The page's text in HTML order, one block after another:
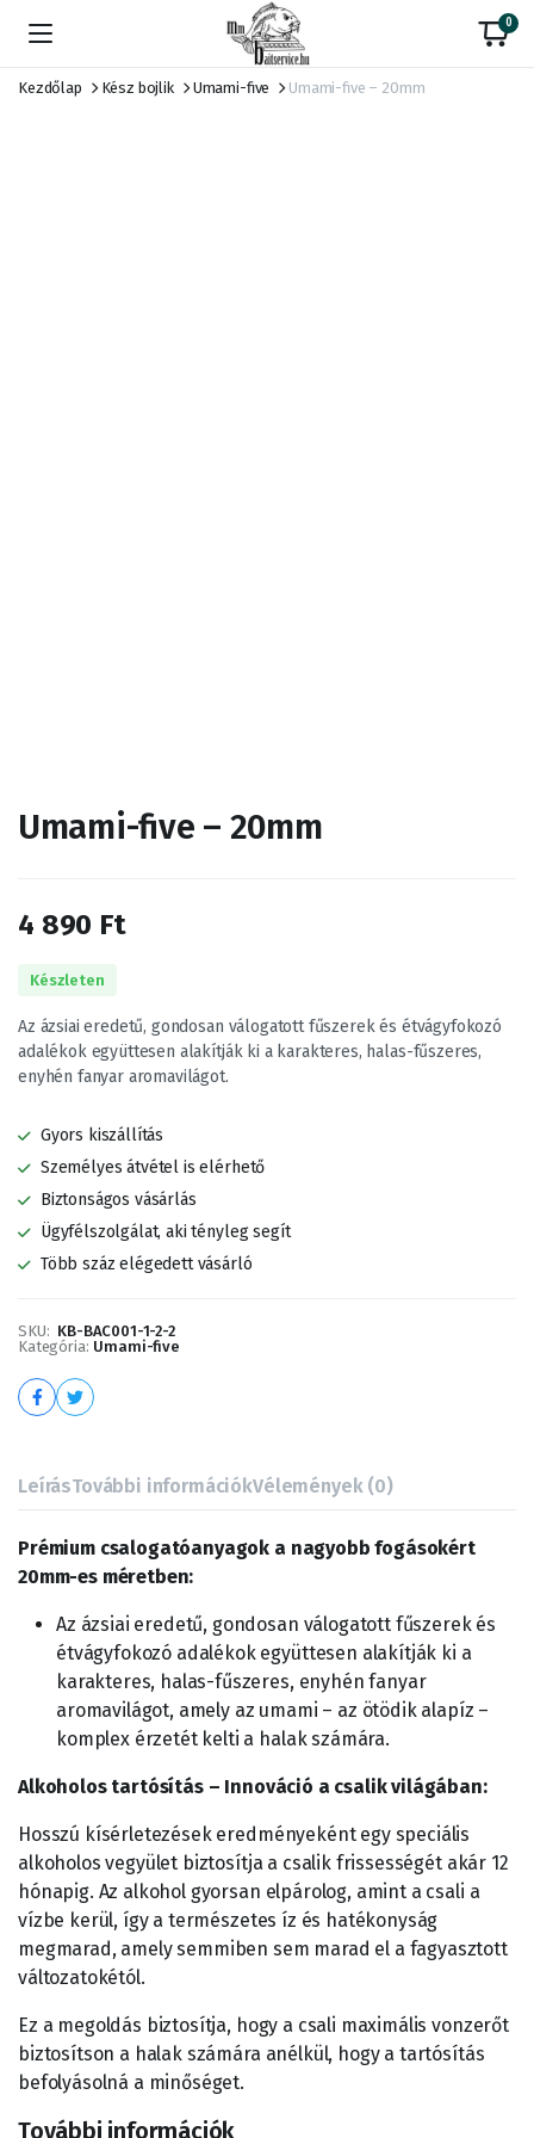
0
Kezdőlap Kész bojlik Umami-five Umami-five – 20mm
Umami-five – 20mm
4 890 Ft
Készleten
Az ázsiai eredetű, gondosan válogatott fűszerek és étvágyfokozó
adalékok együttesen alakítják ki a karakteres, halas-fűszeres,
enyhén fanyar aromavilágot.
Gyors kiszállítás
Személyes átvétel is elérhető
Biztonságos vásárlás
Ügyfélszolgálat, aki tényleg segít
Több száz elégedett vásárló
SKU: KB-BAC001-1-2-2
Kategória: Umami-five
LeírásTovábbi információkVélemények (0)
Prémium csalogatóanyagok a nagyobb fogásokért
20mm-es méretben:
Az ázsiai eredetű, gondosan válogatott fűszerek és
étvágyfokozó adalékok együttesen alakítják ki a
karakteres, halas-fűszeres, enyhén fanyar
aromavilágot, amely az umami – az ötödik alapíz –
komplex érzetét kelti a halak számára.
Alkoholos tartósítás – Innováció a csalik világában:
Hosszú kísérletezések eredményeként egy speciális
alkoholos vegyület biztosítja a csalik frissességét akár 12
hónapig. Az alkohol gyorsan elpárolog, amint a csali a
vízbe kerül, így a természetes íz és hatékonyság
megmarad, amely semmiben sem marad el a fagyasztott
változatokétól.
Ez a megoldás biztosítja, hogy a csali maximális vonzerőt
biztosítson a halak számára anélkül, hogy a tartósítás
befolyásolná a minőséget.
További információk